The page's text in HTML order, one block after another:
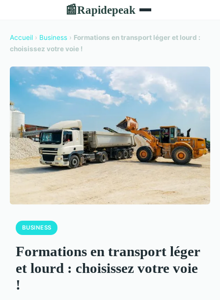
📰Rapidepeak
Accueil › Business › Formations en transport léger et lourd :
choisissez votre voie !
BUSINESS
Formations en transport léger
et lourd : choisissez votre voie
!